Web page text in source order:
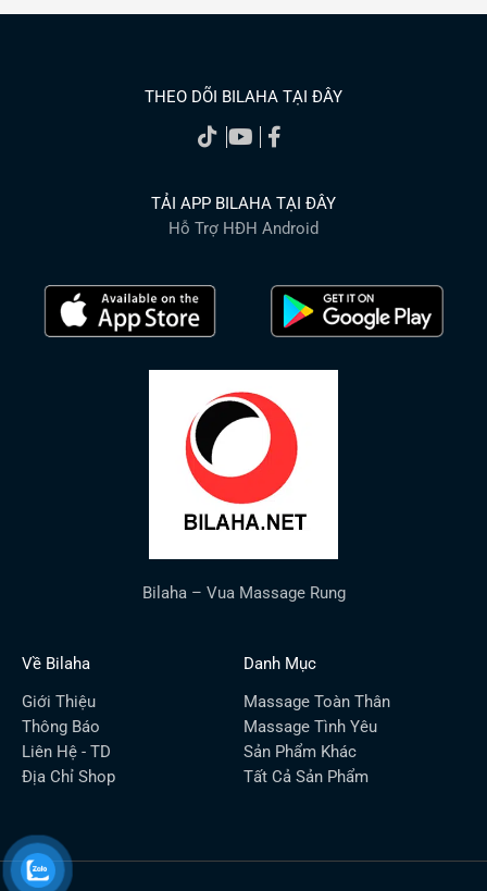
THEO DÕI BILAHA TẠI ĐÂY
TẢI APP BILAHA TẠI ĐÂY
Hỗ Trợ HĐH Android
Bilaha – Vua Massage Rung
Về Bilaha
Giới Thiệu
Thông Báo
Liên Hệ - TD
Địa Chỉ Shop
Danh Mục
Massage Toàn Thân
Massage Tình Yêu
Sản Phẩm Khác
Tất Cả Sản Phẩm